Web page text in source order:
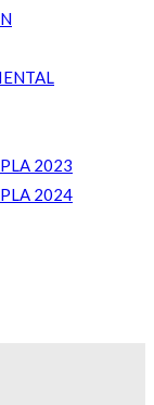
2023
2024